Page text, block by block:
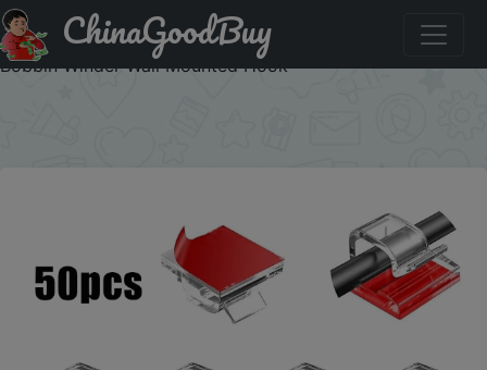
Акція на 50PCS Cable Organizer Clips Cable Management
Wire Manager Cord Holder USB Charging Data Line
Bobbin Winder Wall Mounted Hook
ChinaGoodBuy